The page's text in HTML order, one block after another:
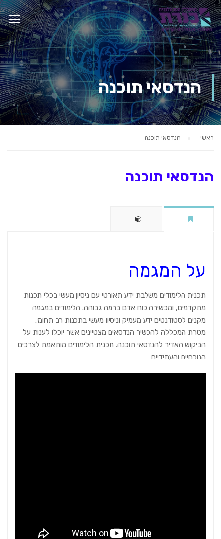
הנדסאי תוכנה
ראשי הנדסאי תוכנה
הנדסאי תוכנה
על המגמה
תכנית הלימודים משלבת ידע תאורטי עם ניסיון מעשי בכלי תכנות
מתקדמים, ומכשירה כוח אדם ברמה גבוהה. הלימודים במגמה
מקנים לסטודנטים ידע מעמיק וניסיון מעשי בתכנות רב תחומי.
מטרת המכללה להכשיר הנדסאים מצטיינים אשר יוכלו לענות על
הביקוש האדיר להנדסאי תוכנה. תכנית הלימודים מותאמת לצרכים
הנוכחיים והעתידיים.